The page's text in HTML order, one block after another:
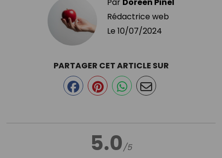
Par Doreen Pinel
Rédactrice web
Le 10/07/2024
5.0/5
PARTAGER CET ARTICLE SUR